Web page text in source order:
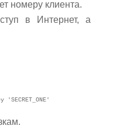
номеру клиента.
в Интернет, а